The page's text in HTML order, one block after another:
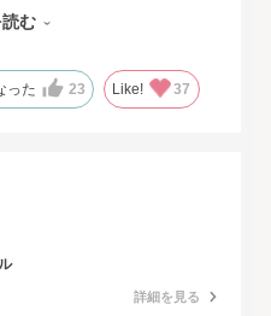
と思いました。とても素敵な
ただき、心より感謝申し上げ
む
った 23 Like! 37
詳細を見る